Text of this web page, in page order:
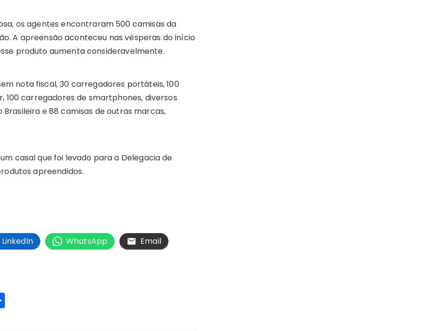
os agentes encontraram 500 camisas da
A apreensão aconteceu nas vésperas do início
produto aumenta consideravelmente.
nota fiscal, 30 carregadores portáteis, 100
carregadores de smartphones, diversos
e 88 camisas de outras marcas,
casal que foi levado para a Delegacia de
apreendidos.
LinkedIn WhatsApp
Email